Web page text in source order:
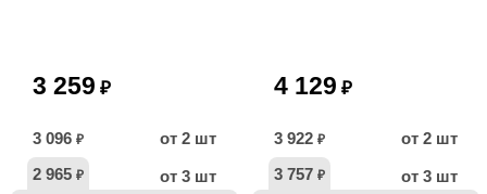
3 259 ₽
3 096 ₽
от 2 шт
2 965 ₽ от 3 шт
4 129 ₽
3 922 ₽
от 2 шт
3 757 ₽ от 3 шт